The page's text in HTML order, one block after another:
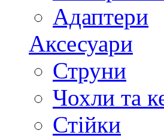
Адаптери
Аксесуари
Струни
Чохли та
Стійки